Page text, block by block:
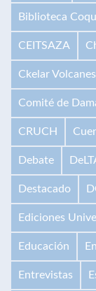
Biblioteca
CEITSAZA
Ckelar Volcanes
Comité de
CRUCH
Debate
Destacado
Ediciones
Educación
Entrevistas